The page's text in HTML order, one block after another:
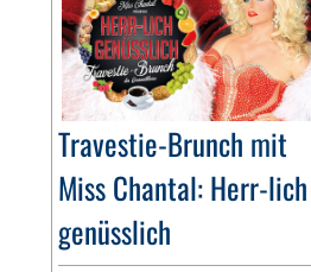
Travestie-Brunch mit
Miss Chantal: Herr-lich
genüsslich